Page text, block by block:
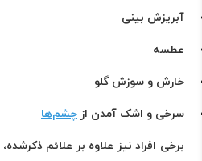
آبریزش بینی
عطسه
خارش و سوزش گلو
سرخی و اشک آمدن از چشم‌ها
برخی افراد نیز علاوه‌ بر علائم